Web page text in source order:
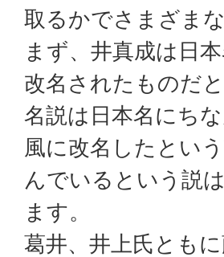
取るかでさまざま
まず、井真成は日
改名されたものだ
名説は日本名にち
風に改名したとい
んでいるという説
ます。
葛井、井上氏とも